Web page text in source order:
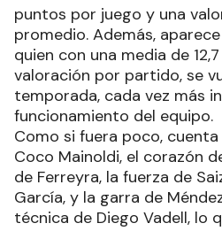
puntos por juego y una
promedio. Además,
quien con una media de
valoración por partido, se
temporada, cada vez más
funcionamiento del equipo.
Como si fuera poco,
Coco Mainoldi, el corazón
de Ferreyra, la fuerza de
García, y la garra de
técnica de Diego Vadell, lo